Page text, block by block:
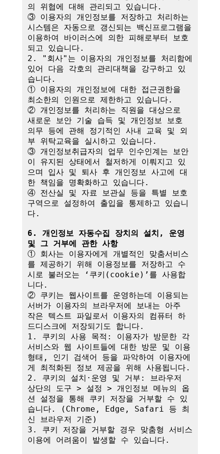
의 위협에 대해 관리되고 있습니다.
③ 이용자의 개인정보를 저장하고 처리하는
시스템은 자동으로 갱신되는 백신프로그램을
이용하여 바이러스에 의한 피해로부터 보호
되고 있습니다.
2. "회사"는 이용자의 개인정보를 처리함에
있어 다음 각호의 관리대책을 강구하고 있
습니다.
① 이용자의 개인정보에 대한 접근권한을
최소한의 인원으로 제한하고 있습니다.
② 개인정보를 처리하는 직원을 대상으로
새로운 보안 기술 습득 및 개인정보 보호
의무 등에 관해 정기적인 사내 교육 및 외
부 위탁교육을 실시하고 있습니다.
③ 개인정보취급자의 업무 인수인계는 보안
이 유지된 상태에서 철저하게 이뤄지고 있
으며 입사 및 퇴사 후 개인정보 사고에 대
한 책임을 명확화하고 있습니다.
④ 전산실 및 자료 보관실 등을 특별 보호
구역으로 설정하여 출입을 통제하고 있습니
다.
6. 개인정보 자동수집 장치의 설치, 운영
및 그 거부에 관한 사항
① 회사는 이용자에게 개별적인 맞춤서비스
를 제공하기 위해 이용정보를 저장하고 수
시로 불러오는 ‘쿠키(cookie)’를 사용합
니다.
② 쿠키는 웹사이트를 운영하는데 이용되는
서버가 이용자의 브라우저에 보내는 아주
작은 텍스트 파일로서 이용자의 컴퓨터 하
드디스크에 저장되기도 합니다.
1. 쿠키의 사용 목적: 이용자가 방문한 각
서비스와 웹 사이트들에 대한 방문 및 이용
형태, 인기 검색어 등을 파악하여 이용자에
게 최적화된 정보 제공을 위해 사용됩니다.
2. 쿠키의 설치·운영 및 거부: 브라우저
상단의 도구 > 설정 > 개인정보 메뉴의 옵
션 설정을 통해 쿠키 저장을 거부할 수 있
습니다. (Chrome, Edge, Safari 등 최
신 브라우저 기준)
3. 쿠키 저장을 거부할 경우 맞춤형 서비스
이용에 어려움이 발생할 수 있습니다.